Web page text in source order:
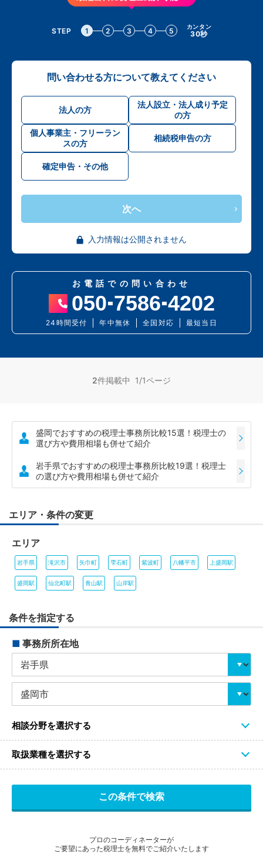
STEP 1 2 3 4 5 カンタン
30秒
問い合わせる方について教えてください
法人の方
法人設立・法人成り予定
の方
個人事業主・フリーラン
スの方
相続税申告の方
確定申告・その他
次へ
入力情報は公開されません
お電話での問い合わせ
050 7586 4202
24時間受付 年中無休 全国対応 最短当日
2件掲載中 1/1ページ
盛岡でおすすめの税理士事務所比較15選！税理士の
選び方や費用相場も併せて紹介
岩手県でおすすめの税理士事務所比較19選！税理士
の選び方や費用相場も併せて紹介
エリア・条件の変更
エリア
岩手県 滝沢市 矢巾町 雫石町 紫波町 八幡平市 上盛岡駅
盛岡駅 仙北町駅 青山駅 山岸駅
条件を指定する
■ 事務所所在地
相談分野を選択する
取扱業種を選択する
プロのコーディネーターが
ご要望にあった税理士を無料でご紹介いたします